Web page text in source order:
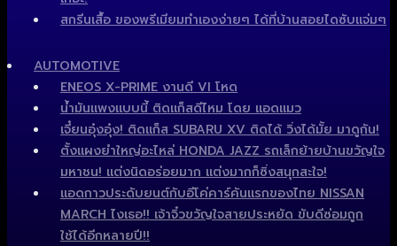
สกรีนเสื้อ ของพรีเมียมทำเองง่ายๆ ได้ที่บ้านสอยไดซับแจ่มๆ
AUTOMOTIVE
ENEOS X-PRIME งานดี VI โหด
น้ำมันแพงแบบนี้ ติดแก็สดีไหม โดย แอดแมว
เจี๋ยนอุ๋งอุ๋ง! ติดแก็ส SUBARU XV ติดได้ วิ่งได้มั้ย มาดูกัน!
ตั้งแผงยำใหญ่อะไหล่ HONDA JAZZ รถเล็กย้ายบ้านขวัญใจ
มหาชน! แต่งนิดอร่อยมาก แต่งมากก็ซิ่งสนุกสะใจ!
แอดกาวประดับยนต์กับอีโค่คาร์คันแรกของไทย NISSAN
MARCH ไงเธอ!! เจ้าจิ๋วขวัญใจสายประหยัด ขับดีซ่อมถูก
ใช้ได้อีกหลายปี!!